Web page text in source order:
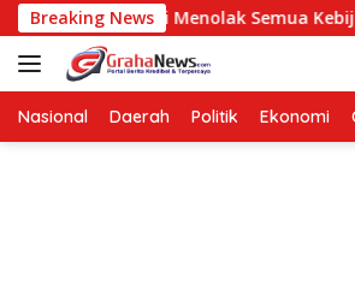
Langsung
ke
konten
Breaking News
Berarti Menolak Semua Kebijakan
Nasional Daerah Politik Ekonomi